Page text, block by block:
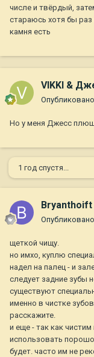
числе и твёрдый,
стараюсь хотя бы
камня есть
VIKKI &
Опубликовано
Но у меня Джесс
1 год спустя...
Bryanthoift
Опубликовано
щеткой чищу.
но имхо, куплю
надел на палец - и
следует задние зубы
существуют
именно в чистке
расскажите.
и еще - так как
использовать
будет. часто им не